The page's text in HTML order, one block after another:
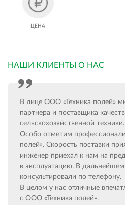
ЦЕНА
НАШИ КЛИЕНТЫ О НАС
В лице ООО «Техника полей»
партнера и поставщика
сельскохозяйственной техники.
Особо отметим
полей». Скорость поставки
инженер приехал к нам на
в эксплуатацию. В дальнейшем
консультировали по телефону.
В целом у нас отличные
с ООО «Техника полей».